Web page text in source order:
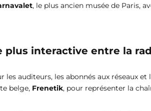
, le plus ancien musée de Paris,
plus interactive entre la
les auditeurs, les abonnés aux réseaux et
belge, Frenetik, pour représenter la